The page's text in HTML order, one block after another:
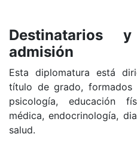
Destinatarios
admisión
Esta diplomatura está
título de grado, formados
psicología, educación
médica, endocrinología,
salud.